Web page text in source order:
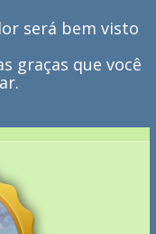
será bem visto
graças que você